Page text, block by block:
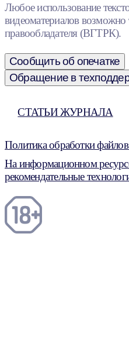
Любое использование
видеоматериалов возможно
правообладателя (ВГТРК).
Сообщить об опечатке
Обращение в
СТАТЬИ ЖУРНАЛА
Политика обработки
На информационном
рекомендательные